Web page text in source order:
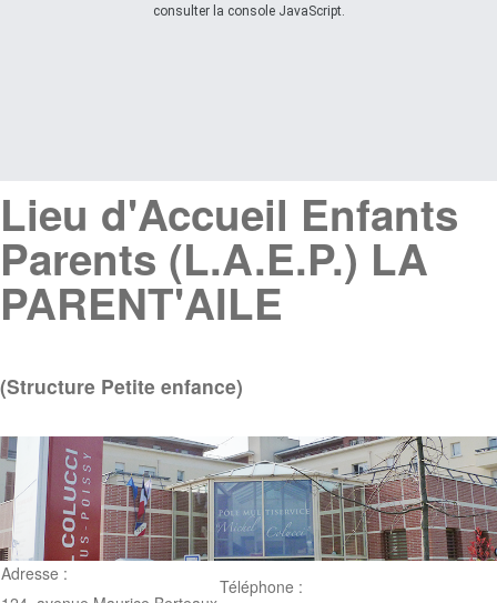
consulter la console JavaScript.
Lieu d'Accueil Enfants
Parents (L.A.E.P.) LA
PARENT'AILE
(Structure Petite enfance)
Adresse :
Téléphone :